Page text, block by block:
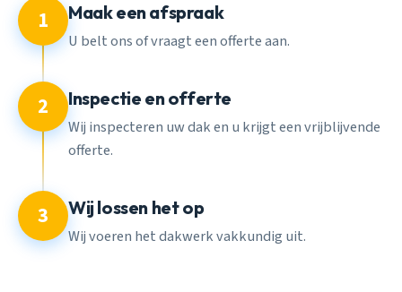
1 Maak een afspraak
U belt ons of vraagt een offerte aan.
2 Inspectie en offerte
Wij inspecteren uw dak en u krijgt een vrijblijvende
offerte.
3 Wij lossen het op
Wij voeren het dakwerk vakkundig uit.